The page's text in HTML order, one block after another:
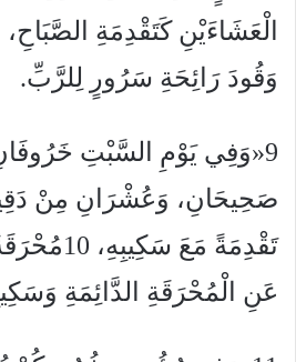
الْعَشَاءَيْنِ كَتَقْدِمَةِ
وَقُودَ رَائِحَةِ سَرُورٍ لِلرَّبِّ.
9«وَفِي يَوْمِ السَّبْتِ
صَحِيحَانِ، وَعُشْرَانِ مِنْ
تَقْدِمَةً مَعَ
عَنِ الْمُحْرَقَةِ الدَّائِمَةِ